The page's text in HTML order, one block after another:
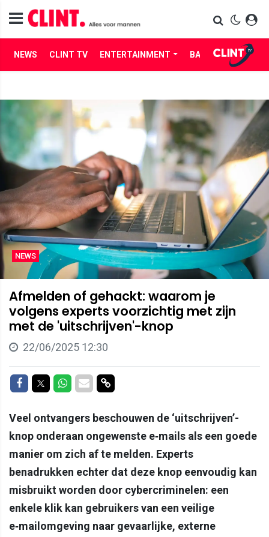
NEWS CLINT TV ENTERTAINMENT BABES LIFE
NEWS
Afmelden of gehackt: waarom je
volgens experts voorzichtig met zijn
met de 'uitschrijven'-knop
22/06/2025 12:30
Delen op Facebook
Delen op Twitter
Delen op Whatsapp
Delen via Mail
Delen via link
Veel ontvangers beschouwen de ‘uitschrijven’-
knop onderaan ongewenste e‑mails als een goede
manier om zich af te melden. Experts
benadrukken echter dat deze knop eenvoudig kan
misbruikt worden door cybercriminelen: een
enkele klik kan gebruikers van een veilige
e‑mailomgeving naar gevaarlijke, externe